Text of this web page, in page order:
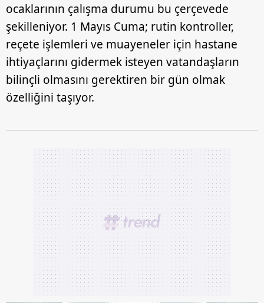
ocaklarının çalışma durumu bu çerçevede
şekilleniyor. 1 Mayıs Cuma; rutin kontroller,
reçete işlemleri ve muayeneler için hastane
ihtiyaçlarını gidermek isteyen vatandaşların
bilinçli olmasını gerektiren bir gün olmak
özelliğini taşıyor.